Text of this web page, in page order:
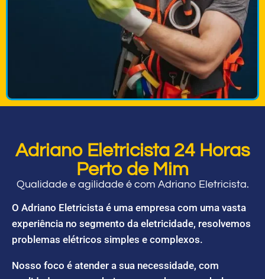
Adriano Eletricista 24 Horas
Perto de Mim
Qualidade e agilidade é com Adriano Eletricista.
O Adriano Eletricista é uma empresa com uma vasta
experiência no segmento da eletricidade, resolvemos
problemas elétricos simples e complexos.
Nosso foco é atender a sua necessidade, com